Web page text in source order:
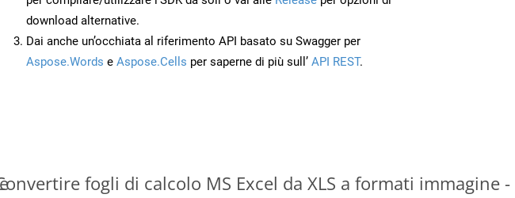
download alternative.
Dai anche un’occhiata al riferimento API basato su Swagger per
Aspose.Words e Aspose.Cells per saperne di più sull’ API REST.
fogli di calcolo MS Excel da XLS a formati immagine -